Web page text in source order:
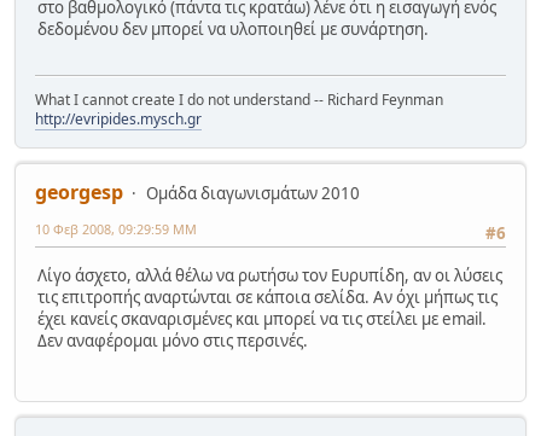
στο βαθμολογικό (πάντα τις κρατάω) λένε ότι η εισαγωγή ενός
δεδομένου δεν μπορεί να υλοποιηθεί με συνάρτηση.
What I cannot create I do not understand -- Richard Feynman
http://evripides.mysch.gr
georgesp
Ομάδα διαγωνισμάτων 2010
#6
10 Φεβ 2008, 09:29:59 ΜΜ
Λίγο άσχετο, αλλά θέλω να ρωτήσω τον Ευρυπίδη, αν οι λύσεις
τις επιτροπής αναρτώνται σε κάποια σελίδα. Αν όχι μήπως τις
έχει κανείς σκαναρισμένες και μπορεί να τις στείλει με email.
Δεν αναφέρομαι μόνο στις περσινές.